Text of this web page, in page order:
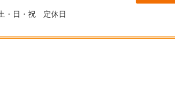
・日・祝 定休日